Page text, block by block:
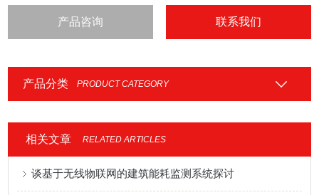
产品咨询 联系我们
产品分类 PRODUCT CATEGORY
相关文章 RELATED ARTICLES
谈基于无线物联网的建筑能耗监测系统探讨